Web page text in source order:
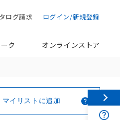
ログイン/新規登録
ログ請求
ク オンラインストア
マイリストに追加